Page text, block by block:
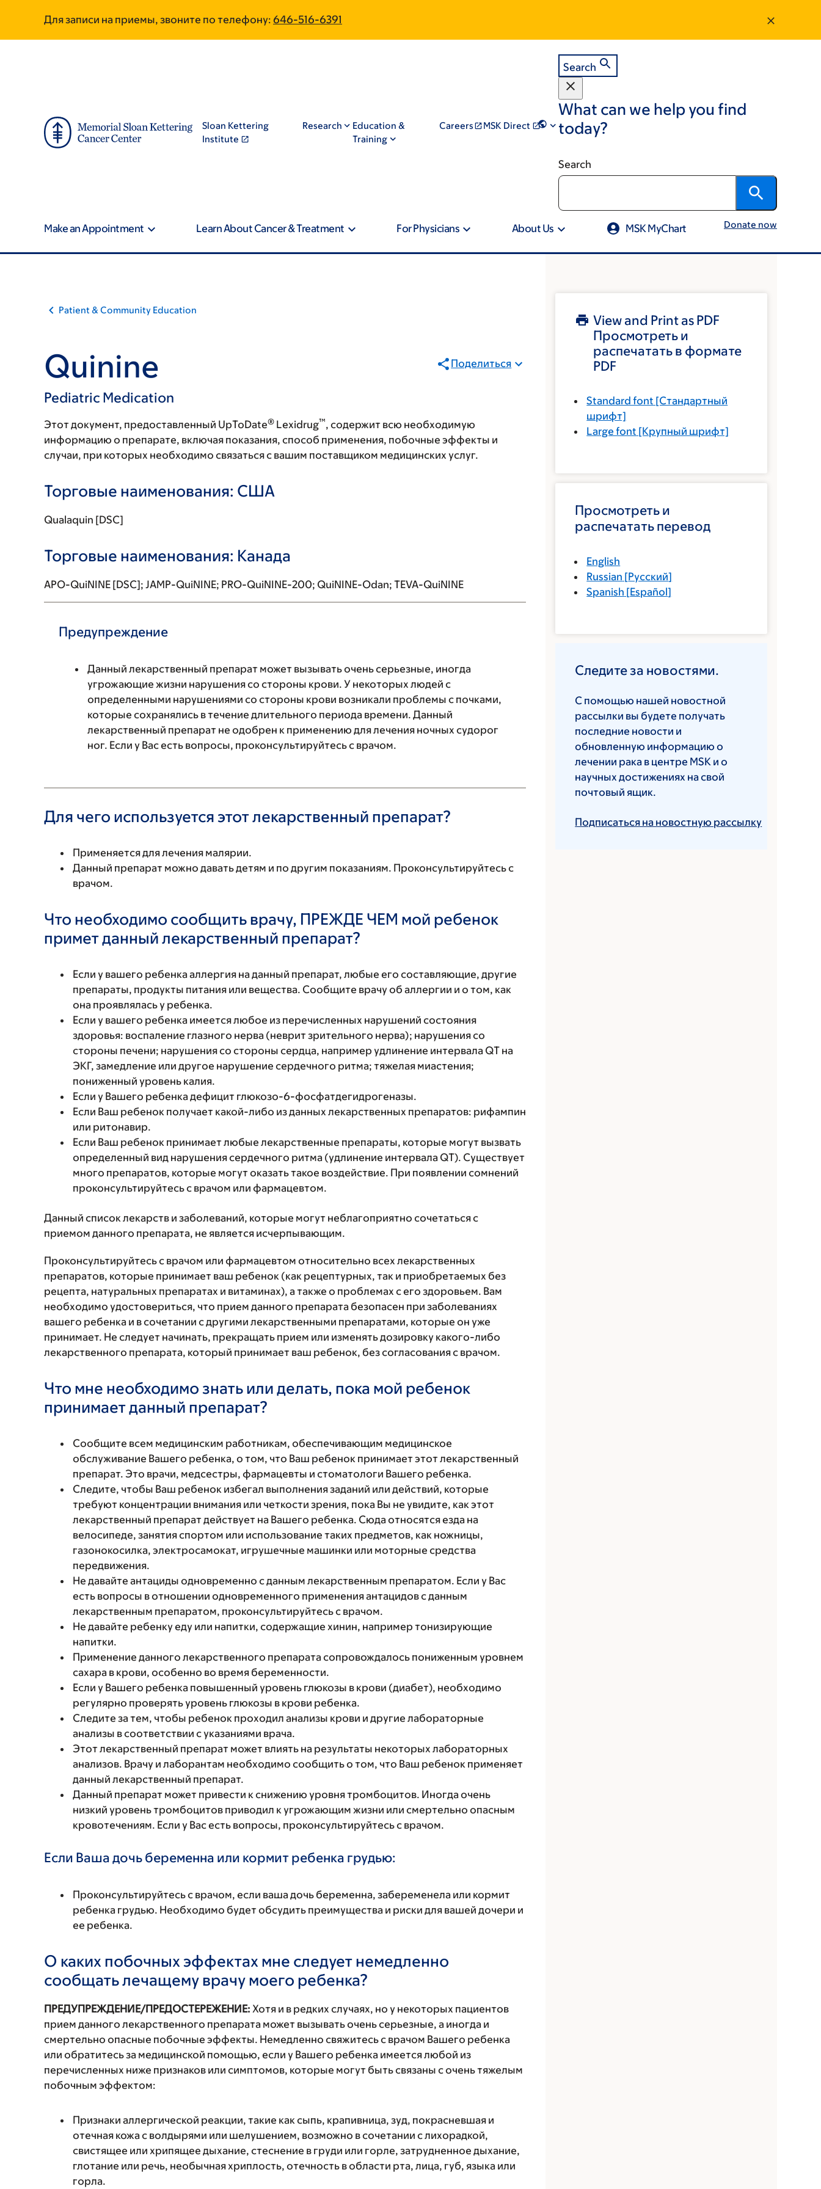
main
footer
Для записи на приемы, звоните по телефону: 646-516-6391
Sloan Kettering
Institute
Research
Education &
Training
Careers MSK Direct
Search
What can we help you find
today?
Search
Make an Appointment Learn About Cancer & Treatment For Physicians About Us MSK MyChart Donate now
Patient & Community Education
Quinine
Pediatric Medication
Поделиться
Этот документ, предоставленный UpToDate® Lexidrug™, содержит всю необходимую
информацию о препарате, включая показания, способ применения, побочные эффекты и
случаи, при которых необходимо связаться с вашим поставщиком медицинских услуг.
Торговые наименования: США
Qualaquin [DSC]
Торговые наименования: Канада
APO-QuiNINE [DSC]; JAMP-QuiNINE; PRO-QuiNINE-200; QuiNINE-Odan; TEVA-QuiNINE
Предупреждение
Данный лекарственный препарат может вызывать очень серьезные, иногда
угрожающие жизни нарушения со стороны крови. У некоторых людей с
определенными нарушениями со стороны крови возникали проблемы с почками,
которые сохранялись в течение длительного периода времени. Данный
лекарственный препарат не одобрен к применению для лечения ночных судорог
ног. Если у Вас есть вопросы, проконсультируйтесь с врачом.
Для чего используется этот лекарственный препарат?
Применяется для лечения малярии.
Данный препарат можно давать детям и по другим показаниям. Проконсультируйтесь с
врачом.
Что необходимо сообщить врачу, ПРЕЖДЕ ЧЕМ мой ребенок
примет данный лекарственный препарат?
Если у вашего ребенка аллергия на данный препарат, любые его составляющие, другие
препараты, продукты питания или вещества. Сообщите врачу об аллергии и о том, как
она проявлялась у ребенка.
Если у вашего ребенка имеется любое из перечисленных нарушений состояния
здоровья: воспаление глазного нерва (неврит зрительного нерва); нарушения со
стороны печени; нарушения со стороны сердца, например удлинение интервала QT на
ЭКГ, замедление или другое нарушение сердечного ритма; тяжелая миастения;
пониженный уровень калия.
Если у Вашего ребенка дефицит глюкозо-6-фосфатдегидрогеназы.
Если Ваш ребенок получает какой-либо из данных лекарственных препаратов: рифампин
или ритонавир.
Если Ваш ребенок принимает любые лекарственные препараты, которые могут вызвать
определенный вид нарушения сердечного ритма (удлинение интервала QT). Существует
много препаратов, которые могут оказать такое воздействие. При появлении сомнений
проконсультируйтесь с врачом или фармацевтом.
Данный список лекарств и заболеваний, которые могут неблагоприятно сочетаться с
приемом данного препарата, не является исчерпывающим.
Проконсультируйтесь с врачом или фармацевтом относительно всех лекарственных
препаратов, которые принимает ваш ребенок (как рецептурных, так и приобретаемых без
рецепта, натуральных препаратах и витаминах), а также о проблемах с его здоровьем. Вам
необходимо удостовериться, что прием данного препарата безопасен при заболеваниях
вашего ребенка и в сочетании с другими лекарственными препаратами, которые он уже
принимает. Не следует начинать, прекращать прием или изменять дозировку какого-либо
лекарственного препарата, который принимает ваш ребенок, без согласования с врачом.
Что мне необходимо знать или делать, пока мой ребенок
принимает данный препарат?
Сообщите всем медицинским работникам, обеспечивающим медицинское
обслуживание Вашего ребенка, о том, что Ваш ребенок принимает этот лекарственный
препарат. Это врачи, медсестры, фармацевты и стоматологи Вашего ребенка.
Следите, чтобы Ваш ребенок избегал выполнения заданий или действий, которые
требуют концентрации внимания или четкости зрения, пока Вы не увидите, как этот
лекарственный препарат действует на Вашего ребенка. Сюда относятся езда на
велосипеде, занятия спортом или использование таких предметов, как ножницы,
газонокосилка, электросамокат, игрушечные машинки или моторные средства
передвижения.
Не давайте антациды одновременно с данным лекарственным препаратом. Если у Вас
есть вопросы в отношении одновременного применения антацидов с данным
лекарственным препаратом, проконсультируйтесь с врачом.
Не давайте ребенку еду или напитки, содержащие хинин, например тонизирующие
напитки.
Применение данного лекарственного препарата сопровождалось пониженным уровнем
сахара в крови, особенно во время беременности.
Если у Вашего ребенка повышенный уровень глюкозы в крови (диабет), необходимо
регулярно проверять уровень глюкозы в крови ребенка.
Следите за тем, чтобы ребенок проходил анализы крови и другие лабораторные
анализы в соответствии с указаниями врача.
Этот лекарственный препарат может влиять на результаты некоторых лабораторных
анализов. Врачу и лаборантам необходимо сообщить о том, что Ваш ребенок применяет
данный лекарственный препарат.
Данный препарат может привести к снижению уровня тромбоцитов. Иногда очень
низкий уровень тромбоцитов приводил к угрожающим жизни или смертельно опасным
кровотечениям. Если у Вас есть вопросы, проконсультируйтесь с врачом.
Если Ваша дочь беременна или кормит ребенка грудью:
Проконсультируйтесь с врачом, если ваша дочь беременна, забеременела или кормит
ребенка грудью. Необходимо будет обсудить преимущества и риски для вашей дочери и
ее ребенка.
О каких побочных эффектах мне следует немедленно
сообщать лечащему врачу моего ребенка?
ПРЕДУПРЕЖДЕНИЕ/ПРЕДОСТЕРЕЖЕНИЕ: Хотя и в редких случаях, но у некоторых пациентов
прием данного лекарственного препарата может вызывать очень серьезные, а иногда и
смертельно опасные побочные эффекты. Немедленно свяжитесь с врачом Вашего ребенка
или обратитесь за медицинской помощью, если у Вашего ребенка имеется любой из
перечисленных ниже признаков или симптомов, которые могут быть связаны с очень тяжелым
побочным эффектом:
Признаки аллергической реакции, такие как сыпь, крапивница, зуд, покрасневшая и
отечная кожа с волдырями или шелушением, возможно в сочетании с лихорадкой,
свистящее или хрипящее дыхание, стеснение в груди или горле, затрудненное дыхание,
глотание или речь, необычная хриплость, отечность в области рта, лица, губ, языка или
горла.
View and Print as PDF
Просмотреть и
распечатать в формате
PDF
Standard font [Стандартный
шрифт]
Large font [Крупный шрифт]
Просмотреть и
распечатать перевод
English
Russian [Русский]
Spanish [Español]
Следите за новостями.
С помощью нашей новостной
рассылки вы будете получать
последние новости и
обновленную информацию о
лечении рака в центре MSK и о
научных достижениях на свой
почтовый ящик.
Подписаться на новостную рассылку